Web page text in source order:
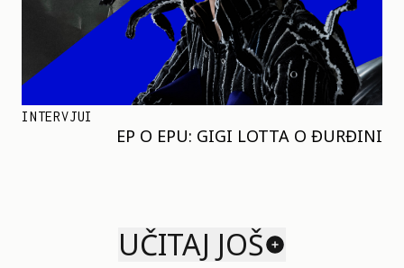
INTERVJUI
EP O EPU: GIGI LOTTA O ĐURĐINI
UČITAJ JOŠ